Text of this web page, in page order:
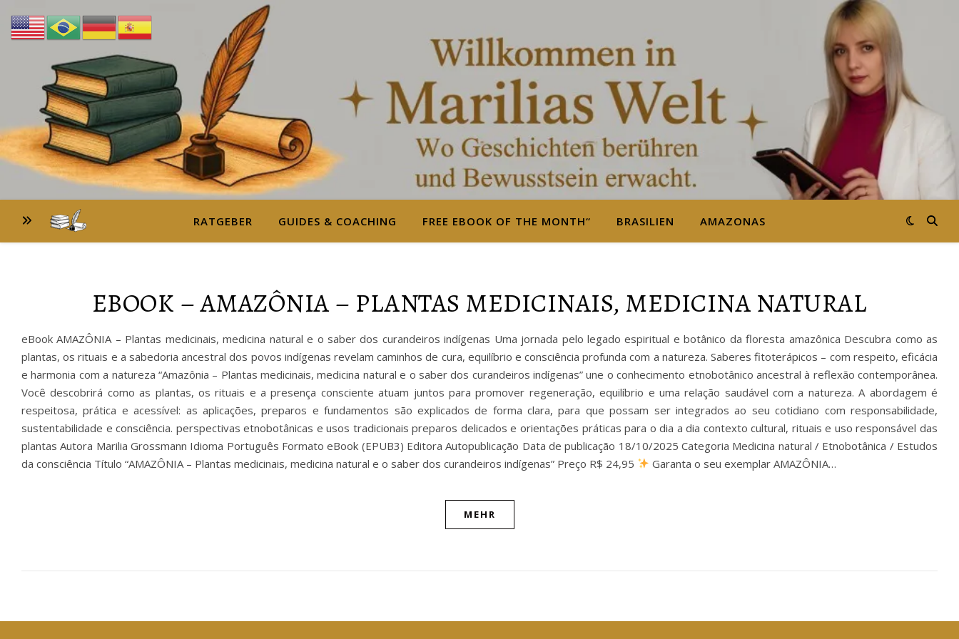
RATGEBER GUIDES & COACHING FREE EBOOK OF THE MONTH“ BRASILIEN AMAZONAS
EBOOK – AMAZÔNIA – PLANTAS MEDICINAIS, MEDICINA NATURAL
eBook AMAZÔNIA – Plantas medicinais, medicina natural e o saber dos curandeiros indígenas Uma jornada pelo legado espiritual e botânico da floresta amazônica Descubra como as
plantas, os rituais e a sabedoria ancestral dos povos indígenas revelam caminhos de cura, equilíbrio e consciência profunda com a natureza. Saberes fitoterápicos – com respeito, eficácia
e harmonia com a natureza “Amazônia – Plantas medicinais, medicina natural e o saber dos curandeiros indígenas” une o conhecimento etnobotânico ancestral à reflexão contemporânea.
Você descobrirá como as plantas, os rituais e a presença consciente atuam juntos para promover regeneração, equilíbrio e uma relação saudável com a natureza. A abordagem é
respeitosa, prática e acessível: as aplicações, preparos e fundamentos são explicados de forma clara, para que possam ser integrados ao seu cotidiano com responsabilidade,
sustentabilidade e consciência. perspectivas etnobotânicas e usos tradicionais preparos delicados e orientações práticas para o dia a dia contexto cultural, rituais e uso responsável das
plantas Autora Marilia Grossmann Idioma Português Formato eBook (EPUB3) Editora Autopublicação Data de publicação 18/10/2025 Categoria Medicina natural / Etnobotânica / Estudos
da consciência Título “AMAZÔNIA – Plantas medicinais, medicina natural e o saber dos curandeiros indígenas” Preço R$ 24,95
Garanta o seu exemplar AMAZÔNIA…
MEHR